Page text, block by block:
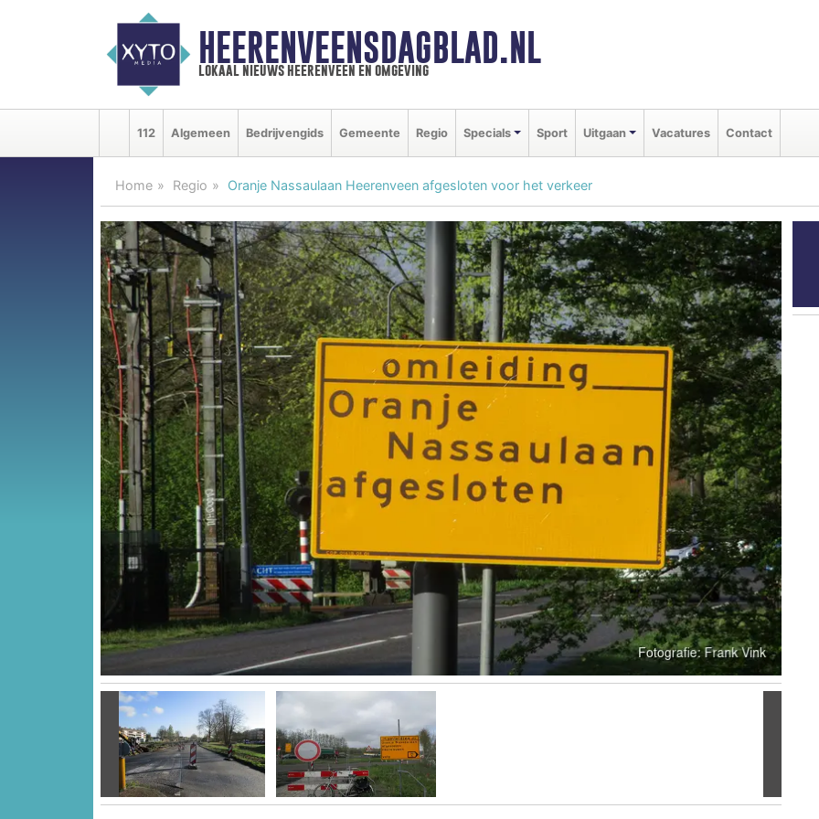
HEERENVEENSDAGBLAD.NL
lokaal nieuws heerenveen en omgeving
112 Algemeen Bedrijvengids Gemeente Regio Specials Sport Uitgaan Vacatures Contact
Home Regio Oranje Nassaulaan Heerenveen afgesloten voor het verkeer
Vorige